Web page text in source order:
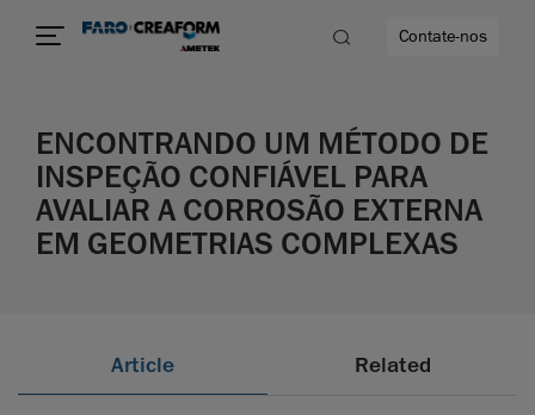
mais
Contate-nos
ENCONTRANDO UM MÉTODO DE
INSPEÇÃO CONFIÁVEL PARA
AVALIAR A CORROSÃO EXTERNA
EM GEOMETRIAS COMPLEXAS
Article Related